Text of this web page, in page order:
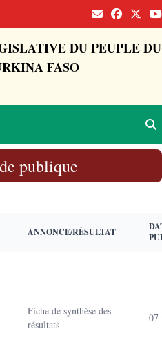
DU PEUPLE DU
FASO
publique
ANNONCE/RÉSULTAT
Fiche de synthèse des
résultats
07